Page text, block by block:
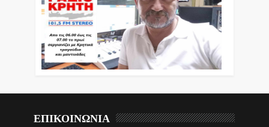
ΕΠΙΚΟΙΝΩΝΙΑ